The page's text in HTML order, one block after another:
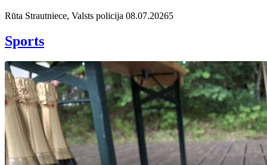
Rūta Strautniece, Valsts policija 08.07.20265
Sports